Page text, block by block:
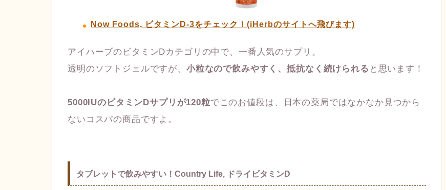
Now Foods, ビタミンD-3をチェック！(iHerbのサイトへ飛びます)
アイハーブのビタミンDカテゴリの中で、一番人気のサプリ。
透明のソフトジェルですが、 小粒なので飲みやすく、抵抗なく続けられる と思います！
5000IUのビタミンDサプリが120粒でこのお値段は、日本の薬局ではなかなか見つから
ないコスパの商品ですよ。
タブレットで飲みやすい！Country Life, ドライビタミンD